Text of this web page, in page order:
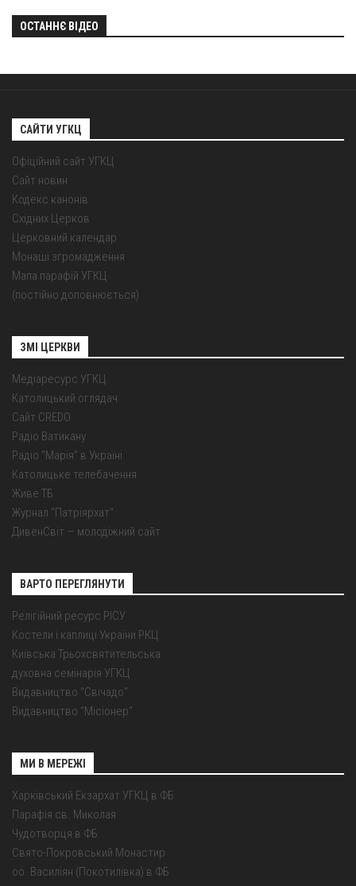
ОСТАННЄ ВІДЕО
САЙТИ УГКЦ
Офіційний сайт УГКЦ
Сайт новин
Кодекс канонів
Східних Церков
Церковний календар
Монаші згромадження
Мапа парафій УГКЦ
(постійно доповнюється)
ЗМІ ЦЕРКВИ
Медіаресурс УГКЦ
Католицький оглядач
Сайт CREDO
Радіо Ватикану
Радіо "Марія" в Україні
Католицьке телебачення
Живе ТБ
Журнал "Патріярхат"
ДивенСвіт — молодіжний сайт
ВАРТО ПЕРЕГЛЯНУТИ
Релігійний ресурс РІСУ
Костели і каплиці України РКЦ
Київська Трьохсвятительська
духовна семінарія УГКЦ
Видавництво "Свічадо"
Видавництво "Місіонер"
МИ В МЕРЕЖІ
Харківський Екзархат УГКЦ в ФБ
Парафія св. Миколая
Чудотворця в ФБ
Свято-Покровський Монастир
оо. Василіян (Покотилівка) в ФБ